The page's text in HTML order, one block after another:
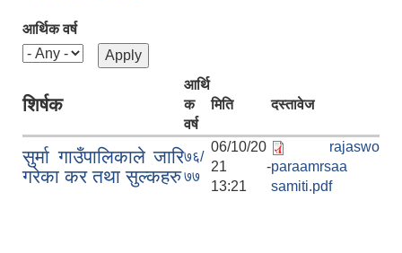
आर्थिक वर्ष
शिर्षक
आर्थि
क
वर्ष
मिति दस्तावेज
सुर्मा गाउँपालिकाले जारि
गरेका कर तथा सुल्कहरु
७६/
७७
06/10/20
21 -
13:21
rajaswo
paraamrsaa
samiti.pdf